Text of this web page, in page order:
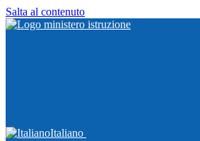
Salta al contenuto
Italiano